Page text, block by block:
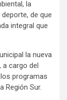
la
de que
integral que
la nueva
a cargo del
programas
Región Sur.